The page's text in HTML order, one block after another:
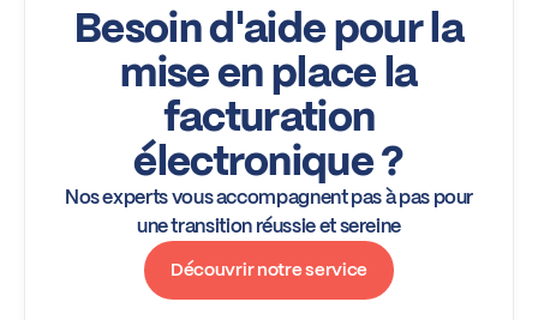
Besoin d'aide pour la
mise en place la
facturation
électronique ?
Nos experts vous accompagnent pas à pas pour
une transition réussie et sereine
Découvrir notre service